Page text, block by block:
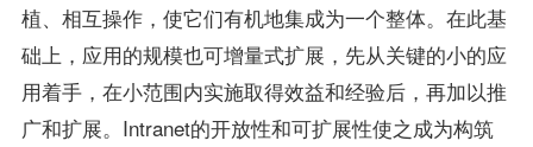
植、相互操作，使它们有机地集成为一个整体。在此基
础上，应用的规模也可增量式扩展，先从关键的小的应
用着手，在小范围内实施取得效益和经验后，再加以推
广和扩展。Intranet的开放性和可扩展性使之成为构筑